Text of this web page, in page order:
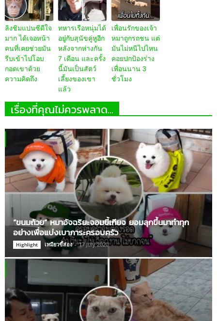
ลิงชิมแปนซีดีใจ
มาก ได้เจอหน้า
คนที่เคยช่วยมัน
รีบเข้าไปโอบ
กอดเขาด้วย
ความคิดถึง
ทหารเรือหนุ่มได้
อยู่กับสุนัขคู่หูอีก
หลังจากห่างกัน
7 เดือน และครั้ง
นี้มันเป็นสัตว์
เลี้ยงของเขา
แล้ว
เพื่อนรักของเจ้า
หมาถูกรถชน แต่
มันไม่หนีไปไหน
คอยปกป้องร่าง
เพื่อนนาน 3
ชั่วโมง
เรื่องที่คุณไม่ควรพลาด...
“ขนมถ้วย” หมาอัจฉริยะจอมขี้เกียจ ยอมลุกขึ้นมาทำทุก
อย่างเพื่อแบ่งเบาภาระครอบครัว
Highlight เหมียวขี้ส่อง - 17 July 2020